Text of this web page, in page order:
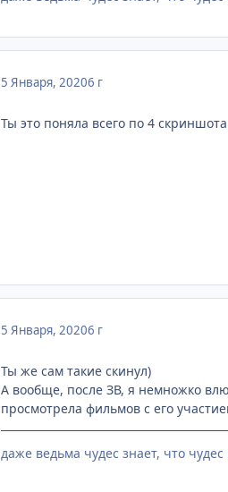
5 Января, 20206 г
Ты это поняла всего по 4
5 Января, 20206 г
Ты же сам такие скинул)
А вообще, после ЗВ, я немножко
просмотрела фильмов с его
даже ведьма чудес знает, что